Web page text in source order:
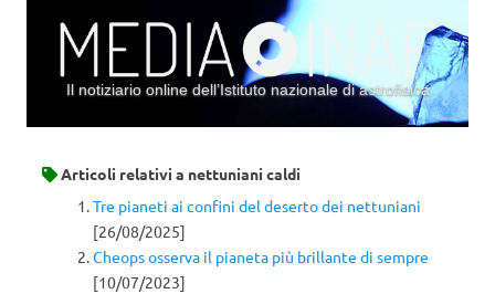
Il notiziario online dell’Istituto nazionale di astrofisica
Articoli relativi a nettuniani caldi
Tre pianeti ai confini del deserto dei nettuniani
[26/08/2025]
Cheops osserva il pianeta più brillante di sempre
[10/07/2023]